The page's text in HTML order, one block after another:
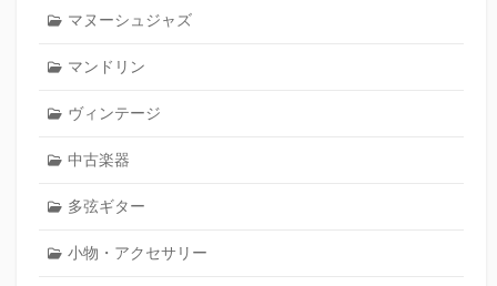
マヌーシュジャズ
マンドリン
ヴィンテージ
中古楽器
多弦ギター
小物・アクセサリー